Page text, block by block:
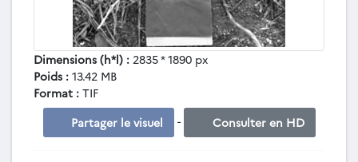
Dimensions (h*l) : 2835 * 1890 px
Poids : 13.42 MB
Format : TIF
Partager le visuel
- Consulter en HD